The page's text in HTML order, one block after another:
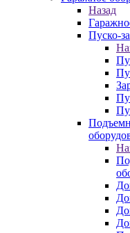
Назад
Пуско-